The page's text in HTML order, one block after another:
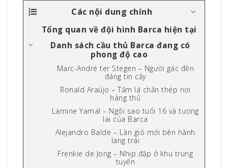
Các nội dung chính
Tổng quan về đội hình Barca hiện tại
Danh sách cầu thủ Barca đang có
phong độ cao
Marc-André ter Stegen – Người gác đền
đáng tin cậy
Ronald Araújo – Tấm lá chắn thép nơi
hàng thủ
Lamine Yamal – Ngôi sao tuổi 16 và tương
lai của Barca
Alejandro Balde – Làn gió mới bên hành
lang trái
Frenkie de Jong – Nhịp đập ở khu trung
tuyến